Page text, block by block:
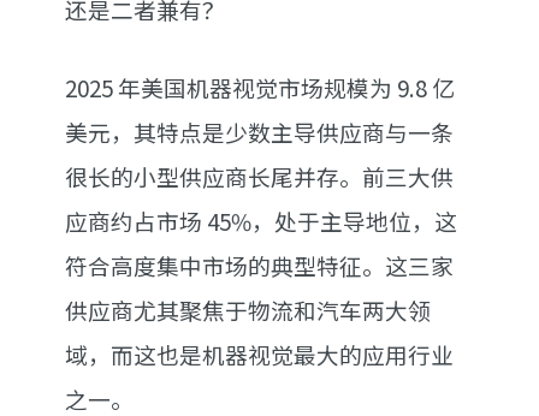
还是二者兼有？
2025 年美国机器视觉市场规模为 9.8 亿
美元，其特点是少数主导供应商与一条
很长的小型供应商长尾并存。前三大供
应商约占市场 45%，处于主导地位，这
符合高度集中市场的典型特征。这三家
供应商尤其聚焦于物流和汽车两大领
域，而这也是机器视觉最大的应用行业
之一。